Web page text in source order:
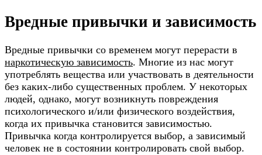
Вредные привычки и зависимость
Вредные привычки со временем могут перерасти в
наркотическую зависимость. Многие из нас могут
употреблять вещества или участвовать в деятельности
без каких-либо существенных проблем. У некоторых
людей, однако, могут возникнуть повреждения
психологического и/или физического воздействия,
когда их привычка становится зависимостью.
Привычка когда контролируется выбор, а зависимый
человек не в состоянии контролировать свой выбор.